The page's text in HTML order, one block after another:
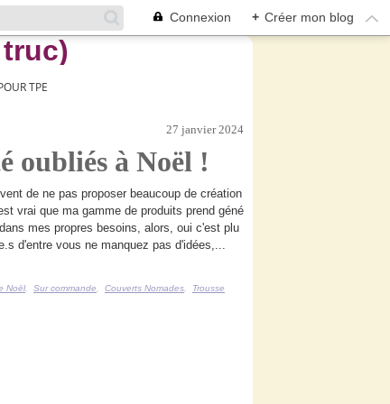
Connexion + Créer mon blog
TPE
27 janvier 2024
oubliés à Noël !
de ne pas proposer beaucoup de création
vrai que ma gamme de produits prend géné
mes propres besoins, alors, oui c'est plu
d'entre vous ne manquez pas d'idées,...
Noël, Sur commande Couverts Nomades
Trousse